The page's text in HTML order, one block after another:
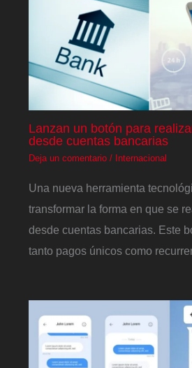
Lanzan un botón para
desde cuentas bancarias
Deja un comentario / Internacional
Una nueva herramienta
transformar la forma en que se
desde cuentas bancarias. Este
tanto pagos únicos como